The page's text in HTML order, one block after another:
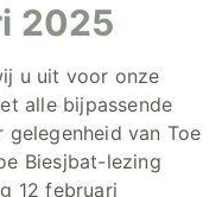
2025
u uit voor onze
alle bijpassende
van Toe
Biesjbat-lezing
12 februari